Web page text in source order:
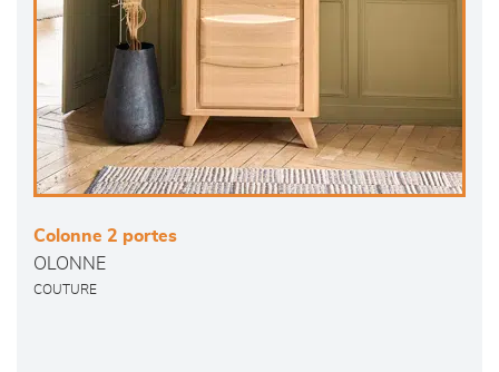
Colonne 2 portes
OLONNE
COUTURE